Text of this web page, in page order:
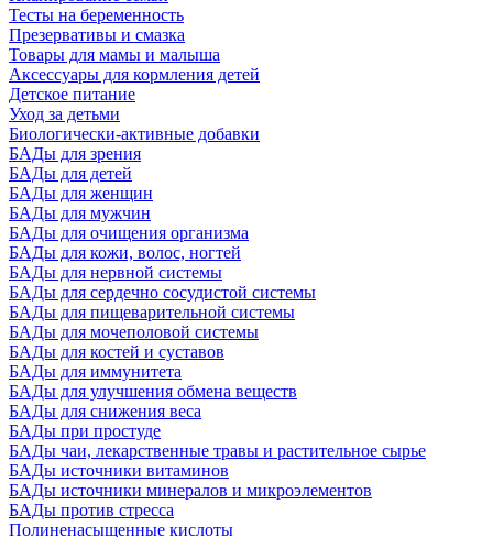
Тесты на беременность
Презервативы и смазка
Товары для мамы и малыша
Аксессуары для кормления детей
Детское питание
Уход за детьми
Биологически-активные добавки
БАДы для зрения
БАДы для детей
БАДы для женщин
БАДы для мужчин
БАДы для очищения организма
БАДы для кожи, волос, ногтей
БАДы для нервной системы
БАДы для сердечно сосудистой системы
БАДы для пищеварительной системы
БАДы для мочеполовой системы
БАДы для костей и суставов
БАДы для иммунитета
БАДы для улучшения обмена веществ
БАДы для снижения веса
БАДы при простуде
БАДы чаи, лекарственные травы и растительное сырье
БАДы источники витаминов
БАДы источники минералов и микроэлементов
БАДы против стресса
Полиненасыщенные кислоты